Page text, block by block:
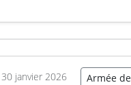
un emblème algérien
Lire la suite
30 janvier 2026 Armée